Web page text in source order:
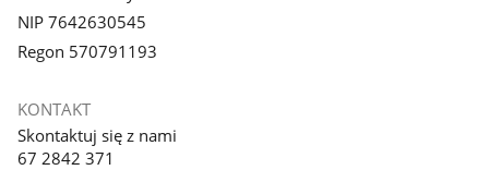
NIP 7642630545
Regon 570791193
KONTAKT
Skontaktuj się z nami
67 2842 371